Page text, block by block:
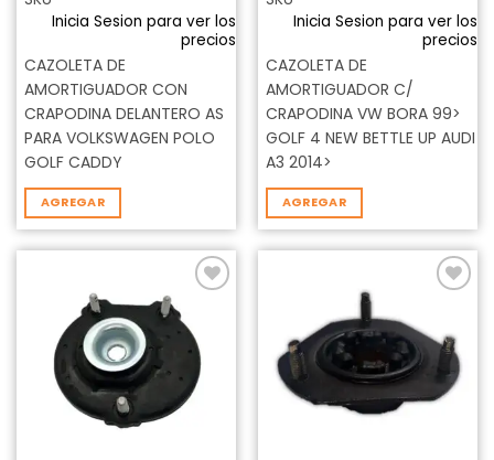
Inicia Sesion para ver los
precios
CAZOLETA DE
AMORTIGUADOR CON
CRAPODINA DELANTERO AS
PARA VOLKSWAGEN POLO
GOLF CADDY
AGREGAR
Inicia Sesion para ver los
precios
CAZOLETA DE
AMORTIGUADOR C/
CRAPODINA VW BORA 99>
GOLF 4 NEW BETTLE UP AUDI
A3 2014>
AGREGAR
lista de
deseos
lista de
deseos